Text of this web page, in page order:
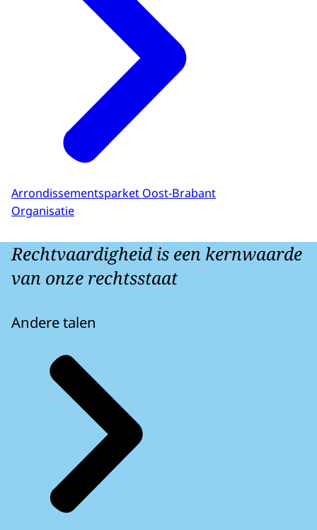
Arrondissementsparket Oost-Brabant
Organisatie
Rechtvaardigheid is een kernwaarde
van onze rechtsstaat
Andere talen